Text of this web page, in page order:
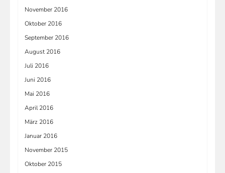
November 2016
Oktober 2016
September 2016
August 2016
Juli 2016
Juni 2016
Mai 2016
April 2016
März 2016
Januar 2016
November 2015
Oktober 2015